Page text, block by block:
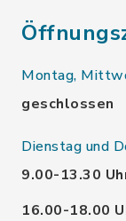
Montag,
geschlossen
Dienstag und
9.00-13.30
16.00-18.00